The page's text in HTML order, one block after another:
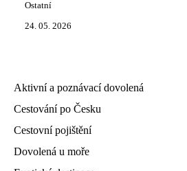
Ostatní
24. 05. 2026
Aktivní a poznávací dovolená
Cestování po Česku
Cestovní pojištění
Dovolená u moře